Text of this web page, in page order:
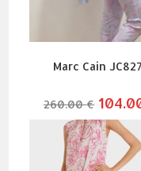
Marc Cain
260.00€ le
prix
initial
était :
260.00